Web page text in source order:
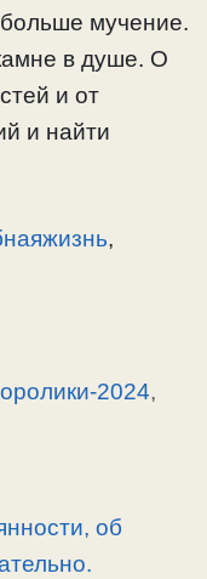
мучение.
в душе. О
и от
и найти
,
2024,
об